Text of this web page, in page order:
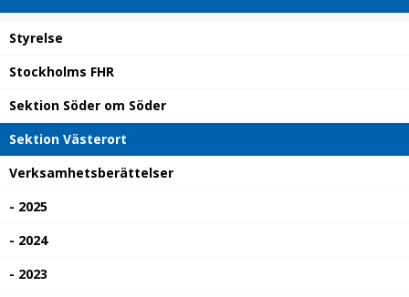
Styrelse
Stockholms FHR
Sektion Söder om Söder
Sektion Västerort
Verksamhetsberättelser
- 2025
- 2024
- 2023